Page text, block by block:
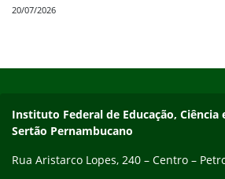
20/07/2026
Endereço
Instituto Federal de Educação, Ciência
Sertão Pernambucano
Rua Aristarco Lopes, 240 – Centro –